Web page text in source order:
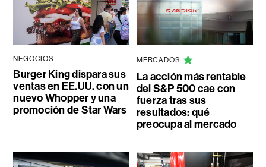
NEGOCIOS
Burger King dispara sus
ventas en EE.UU. con un
nuevo Whopper y una
promoción de Star Wars
MERCADOS
La acción más rentable
del S&P 500 cae con
fuerza tras sus
resultados: qué
preocupa al mercado